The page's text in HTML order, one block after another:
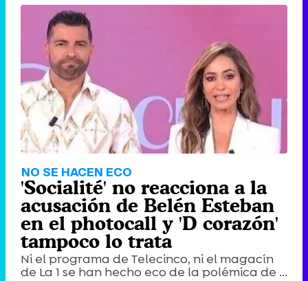
NO SE HACEN ECO
'Socialité' no reacciona a la
acusación de Belén Esteban
en el photocall y 'D corazón'
tampoco lo trata
Ni el programa de Telecinco, ni el magacín
de La 1 se han hecho eco de la polémica de ...